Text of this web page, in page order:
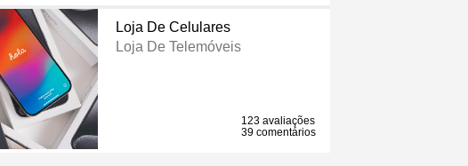
Loja De Celulares
Loja De Telemóveis
123 avaliações
39 comentários